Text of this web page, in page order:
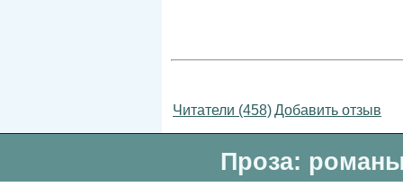
Читатели (458)Добавить отзыв
Проза: